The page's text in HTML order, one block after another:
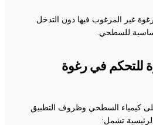
غير المرغوب فيها دون التدخل
للسطحي.
للتحكم في رغوة
كيمياء السطحي وظروف التطبيق
تشمل: